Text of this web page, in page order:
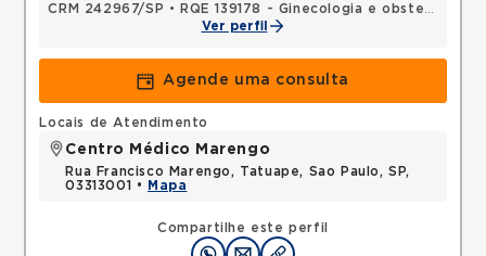
CRM 242967/SP •
RQE 139178 - Ginecologia e obstetrícia
Ver perfil
Agende uma consulta
Compartilhe este perfil
Locais de Atendimento
Centro Médico Marengo
Rua Francisco Marengo, Tatuape, Sao Paulo, SP,
03313001 •
Mapa